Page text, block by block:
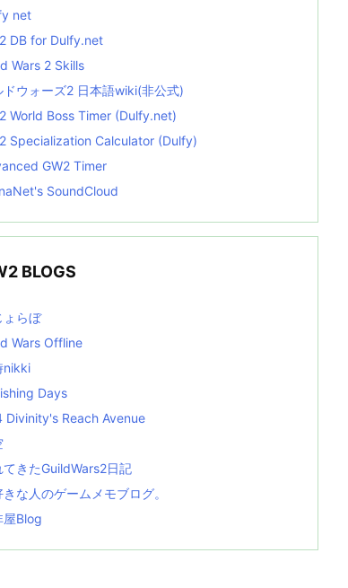
net
DB for Dulfy.net
Wars 2 Skills
ドウォーズ2 日本語wiki(非公式)
World Boss Timer (Dulfy.net)
Specialization Calculator (Dulfy)
GW2 Timer
SoundCloud
BLOGS
ょらぼ
Wars Offline
nikki
Days
Divinity's Reach Avenue
てきたGuildWars2日記
な人のゲームメモブログ。
屋Blog